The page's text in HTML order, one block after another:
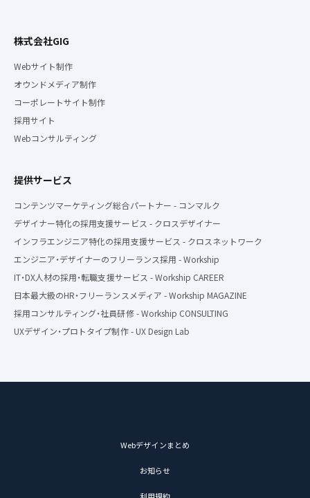
株式会社GIG
Webサイト制作
オウンドメディア制作
コーポレートサイト制作
採用サイト
Webコンサルティング
提供サービス
コンテンツマーケティング総合パートナー - コンマルク
デザイナー特化の採用支援サービス - クロスデザイナー
インフラエンジニア特化の採用支援サービス - クロスネットワーク
エンジニア・デザイナーのフリーランス採用 - Workship
IT・DX人材の採用・転職支援サービス - Workship CAREER
日本最大級のHR・フリーランスメディア - Workship MAGAZINE
採用コンサルティング・社員研修 - Workship CONSULTING
UXデザイン・プロトタイプ制作 - UX Design Lab
Webデザインまとめ
お知らせ